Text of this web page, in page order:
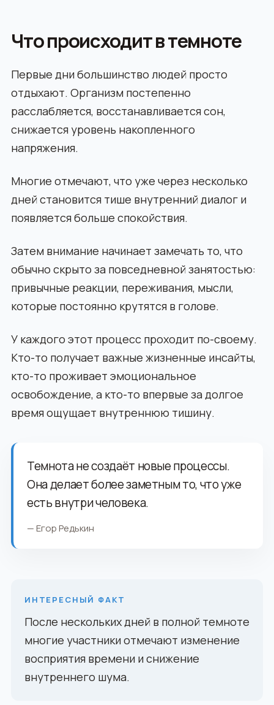
Что происходит в темноте
Первые дни большинство людей просто
отдыхают. Организм постепенно
расслабляется, восстанавливается сон,
снижается уровень накопленного
напряжения.
Многие отмечают, что уже через несколько
дней становится тише внутренний диалог и
появляется больше спокойствия.
Затем внимание начинает замечать то, что
обычно скрыто за повседневной занятостью:
привычные реакции, переживания, мысли,
которые постоянно крутятся в голове.
У каждого этот процесс проходит по-своему.
Кто-то получает важные жизненные инсайты,
кто-то проживает эмоциональное
освобождение, а кто-то впервые за долгое
время ощущает внутреннюю тишину.
Темнота не создаёт новые процессы.
Она делает более заметным то, что уже
есть внутри человека.
— Егор Редькин
ИНТЕРЕСНЫЙ ФАКТ
После нескольких дней в полной темноте
многие участники отмечают изменение
восприятия времени и снижение
внутреннего шума.